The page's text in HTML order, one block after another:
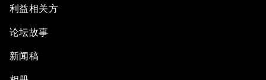
利益相关方
论坛故事
新闻稿